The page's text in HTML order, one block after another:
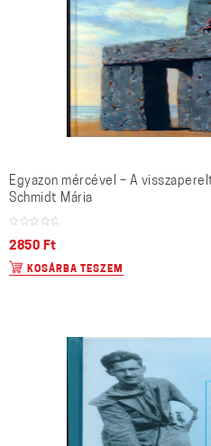
Egyazon mércével – A
Schmidt Mária
2850 Ft
KOSÁRBA TESZEM